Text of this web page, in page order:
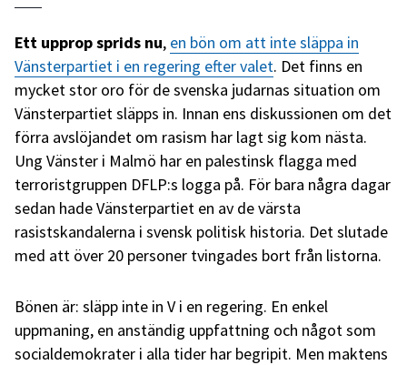
Ett upprop sprids nu, en bön om att inte släppa in
Vänsterpartiet i en regering efter valet. Det finns en
mycket stor oro för de svenska judarnas situation om
Vänsterpartiet släpps in. Innan ens diskussionen om det
förra avslöjandet om rasism har lagt sig kom nästa.
Ung Vänster i Malmö har en palestinsk flagga med
terroristgruppen DFLP:s logga på. För bara några dagar
sedan hade Vänsterpartiet en av de värsta
rasistskandalerna i svensk politisk historia. Det slutade
med att över 20 personer tvingades bort från listorna.
Bönen är: släpp inte in V i en regering. En enkel
uppmaning, en anständig uppfattning och något som
socialdemokrater i alla tider har begripit. Men maktens